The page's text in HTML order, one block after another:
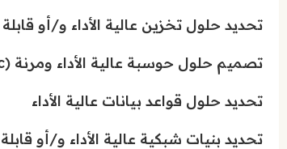
تحديد حلول تخزين عالية الأداء و/أو
تصميم حلول حوسبة عالية الأداء ومرنة (Elastic)
تحديد حلول قواعد بيانات عالية الأداء
تحديد بنيات شبكية عالية الأداء و/أو